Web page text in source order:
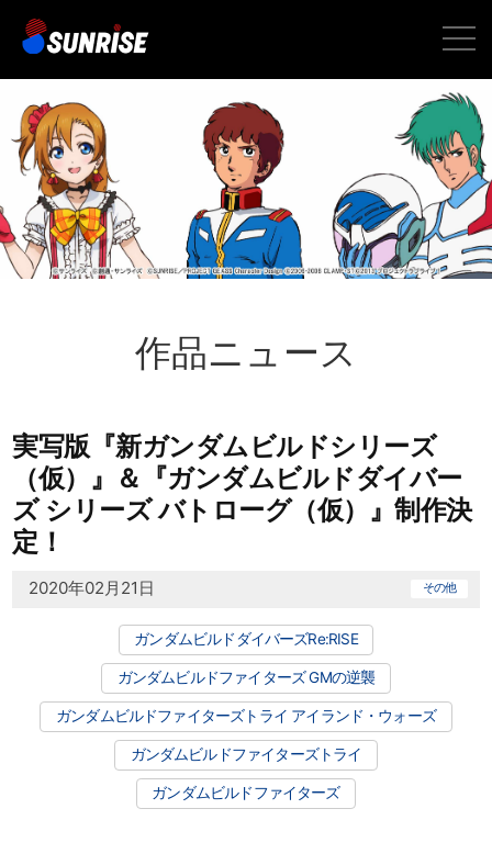
toggle
作品ニュース
実写版『新ガンダムビルドシリーズ
（仮）』＆『ガンダムビルドダイバー
ズ シリーズ バトローグ（仮）』制作決
定！
2020年02月21日 その他
ガンダムビルドダイバーズRe:RISE
ガンダムビルドファイターズ GMの逆襲
ガンダムビルドファイターズトライ アイランド・ウォーズ
ガンダムビルドファイターズトライ
ガンダムビルドファイターズ